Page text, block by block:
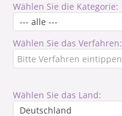
Wählen Sie die Kategorie:
Wählen Sie das Verfahren:
Wählen Sie das Land: